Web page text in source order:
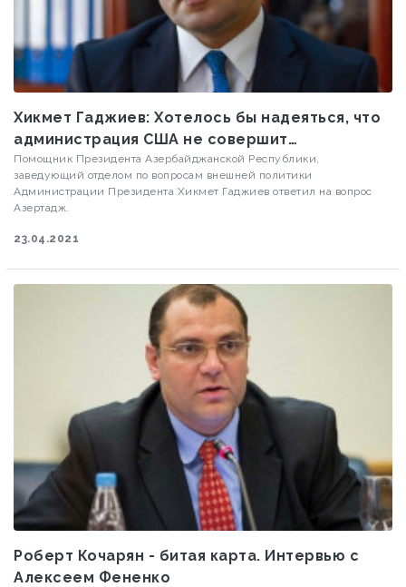
Хикмет Гаджиев: Хотелось бы надеяться, что
администрация США не совершит
исторической ошибки
Помощник Президента Азербайджанской Республики,
заведующий отделом по вопросам внешней политики
Администрации Президента Хикмет Гаджиев ответил на вопрос
Азертадж.
23.04.2021
Роберт Кочарян - битая карта. Интервью с
Алексеем Фененко